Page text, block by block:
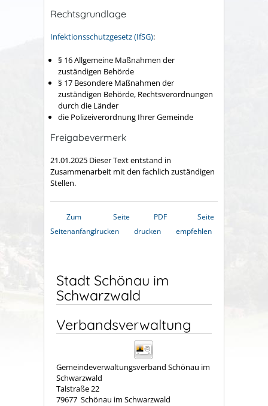
Rechtsgrundlage
Infektionsschutzgesetz (IfSG):
§ 16Allgemeine Maßnahmen der
zuständigen Behörde
§ 17 Besondere Maßnahmen der
zuständigen Behörde, Rechtsverordnungen
durch die Länder
die Polizeiverordnung Ihrer Gemeinde
Freigabevermerk
21.01.2025 Dieser Text entstand in
Zusammenarbeit mit den fachlich zuständigen
Stellen.
Zum
Seitenanfang
Seite
drucken
PDF
drucken
Seite
empfehlen
Stadt Schönau im
Schwarzwald
Verbandsverwaltung
Gemeindeverwaltungsverband Schönau im
Schwarzwald
Talstraße 22
79677 Schönau im Schwarzwald